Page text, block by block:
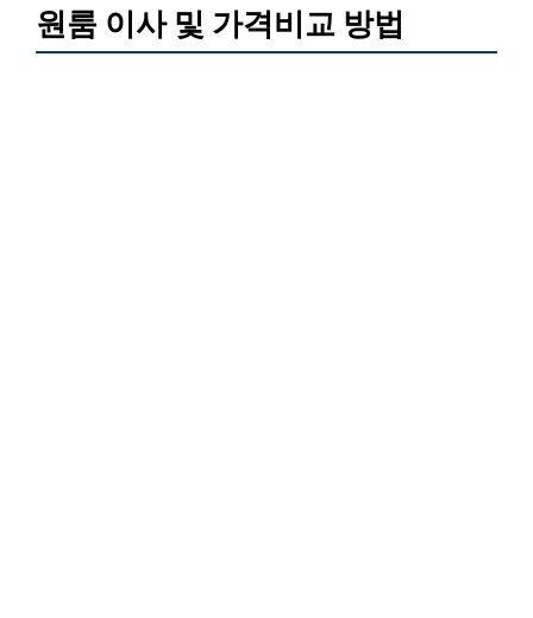
원룸 이사 및 가격비교 방법